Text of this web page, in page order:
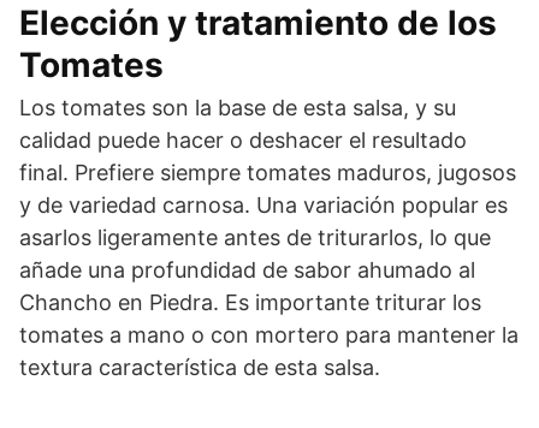
Elección y tratamiento de los
Tomates
Los tomates son la base de esta salsa, y su
calidad puede hacer o deshacer el resultado
final. Prefiere siempre tomates maduros, jugosos
y de variedad carnosa. Una variación popular es
asarlos ligeramente antes de triturarlos, lo que
añade una profundidad de sabor ahumado al
Chancho en Piedra. Es importante triturar los
tomates a mano o con mortero para mantener la
textura característica de esta salsa.